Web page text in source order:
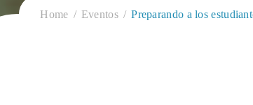
Home Eventos Preparando a los